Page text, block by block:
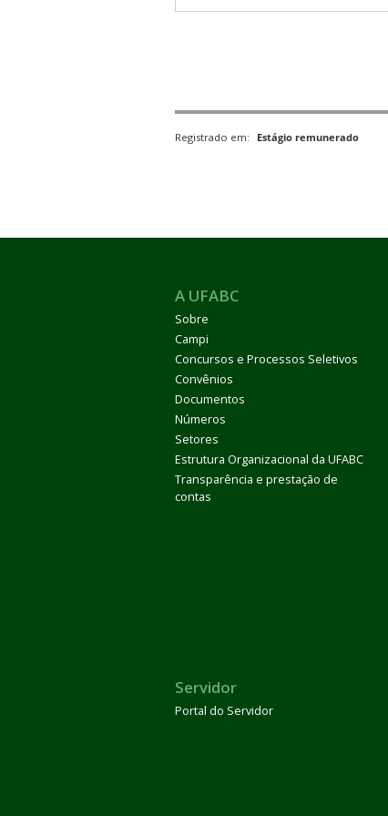
Registrado em: Estágio remunerado
A UFABC
Sobre
Campi
Concursos e Processos Seletivos
Convênios
Documentos
Números
Setores
Estrutura Organizacional da UFABC
Transparência e prestação de
contas
Servidor
Portal do Servidor